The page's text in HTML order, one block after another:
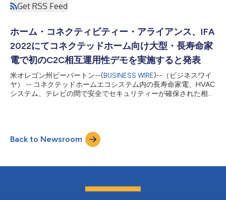
Get RSS Feed
ホーム・コネクティビティー・アライアンス、IFA
2022にてコネクテッドホーム向け大型・長寿命家
電で初のC2C相互運用性デモを実施すると発表
米オレゴン州ビーバートン--(BUSINESS WIRE)--（ビジネスワイ
ヤ） -- コネクテッドホームエコシステム内の長寿命家電、HVAC
システム、テレビの間で安全でセキュリティーが確保された相互
実施する予定です。多数のHCA会員企業によるデモでは、C2C接
続を活用し、多数のブランドのアプリで多数のブランドの家電、
HVACシステム、テレビを制御できるようにします。 スタートア
から9カ月で、最初のC2Cデモを行い、この相互運用性の節目と
ビティー・アライアンス担当プレジデント兼ホームIoT事業企
画・パートナーシップ担当グローバルヘッドであるYoon Ho
Back to Newsroom